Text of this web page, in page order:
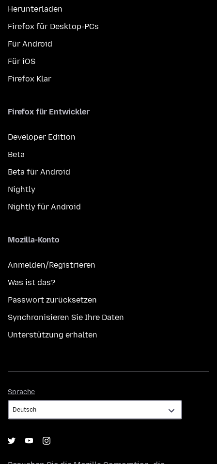
Herunterladen
Firefox für Desktop-PCs
Für Android
Für iOS
Firefox Klar
Firefox für Entwickler
Developer Edition
Beta
Beta für Android
Nightly
Nightly für Android
Mozilla-Konto
Anmelden/Registrieren
Was ist das?
Passwort zurücksetzen
Synchronisieren Sie Ihre Daten
Unterstützung erhalten
Sprache